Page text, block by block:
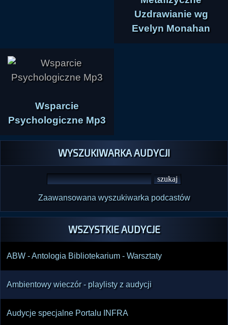
Uzdrawianie wg
Evelyn Monahan
Wsparcie
Psychologiczne Mp3
WYSZUKIWARKA AUDYCJI
Zaawansowana wyszukiwarka podcastów
WSZYSTKIE AUDYCJE
ABW - Antologia Bibliotekarium - Warsztaty
Ambientowy wieczór - playlisty z audycji
Audycje specjalne Portalu INFRA